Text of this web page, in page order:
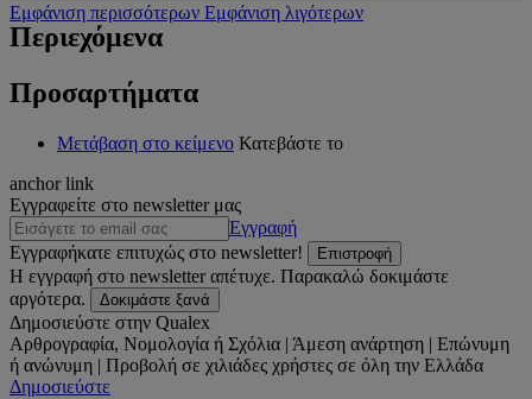
Εμφάνιση περισσότερων Εμφάνιση λιγότερων
Περιεχόμενα
Προσαρτήματα
Μετάβαση στο κείμενο Κατεβάστε το
anchor link
Εγγραφείτε στο newsletter μας
Εγγραφή
Εγγραφήκατε επιτυχώς στο newsletter!
Επιστροφή
Η εγγραφή στο newsletter απέτυχε. Παρακαλώ δοκιμάστε
αργότερα.
Δοκιμάστε ξανά
Δημοσιεύστε στην Qualex
Αρθρογραφία, Νομολογία ή Σχόλια | Άμεση ανάρτηση | Επώνυμη
ή ανώνυμη | Προβολή σε χιλιάδες χρήστες σε όλη την Ελλάδα
Δημοσιεύστε